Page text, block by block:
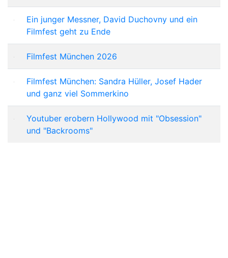
Ein junger Messner, David Duchovny und ein
Filmfest geht zu Ende
Filmfest München 2026
Filmfest München: Sandra Hüller, Josef Hader
und ganz viel Sommerkino
Youtuber erobern Hollywood mit "Obsession"
und "Backrooms"